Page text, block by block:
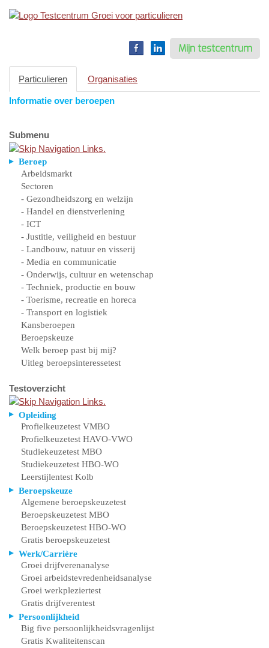
Mijn testcentrum
Particulieren Organisaties
Informatie over beroepen
Submenu
Beroep
Arbeidsmarkt
Sectoren
- Gezondheidszorg en welzijn
- Handel en dienstverlening
- ICT
- Justitie, veiligheid en bestuur
- Landbouw, natuur en visserij
- Media en communicatie
- Onderwijs, cultuur en wetenschap
- Techniek, productie en bouw
- Toerisme, recreatie en horeca
- Transport en logistiek
Kansberoepen
Beroepskeuze
Welk beroep past bij mij?
Uitleg beroepsinteressetest
Testoverzicht
Opleiding
Profielkeuzetest VMBO
Profielkeuzetest HAVO-VWO
Studiekeuzetest MBO
Studiekeuzetest HBO-WO
Leerstijlentest Kolb
Beroepskeuze
Algemene beroepskeuzetest
Beroepskeuzetest MBO
Beroepskeuzetest HBO-WO
Gratis beroepskeuzetest
Werk/Carrière
Groei drijfverenanalyse
Groei arbeidstevredenheidsanalyse
Groei werkpleziertest
Gratis drijfverentest
Persoonlijkheid
Big five persoonlijkheidsvragenlijst
Gratis Kwaliteitenscan